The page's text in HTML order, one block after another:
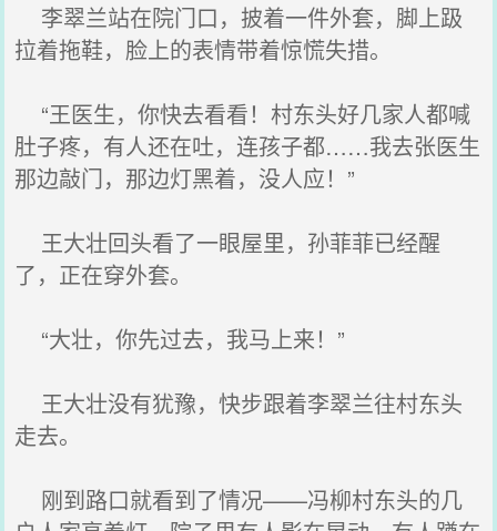
李翠兰站在院门口，披着一件外套，脚上趿
拉着拖鞋，脸上的表情带着惊慌失措。
“王医生，你快去看看！村东头好几家人都喊
肚子疼，有人还在吐，连孩子都……我去张医生
那边敲门，那边灯黑着，没人应！”
王大壮回头看了一眼屋里，孙菲菲已经醒
了，正在穿外套。
“大壮，你先过去，我马上来！”
王大壮没有犹豫，快步跟着李翠兰往村东头
走去。
刚到路口就看到了情况——冯柳村东头的几